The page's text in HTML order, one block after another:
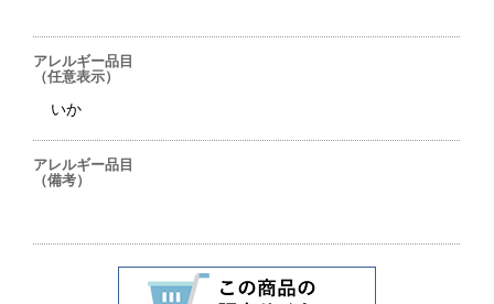
アレルギー品目
（任意表示）
いか
アレルギー品目
（備考）